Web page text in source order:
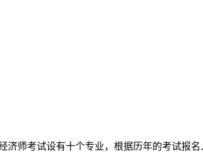
济师考试设有十个专业，根据历年的考试报